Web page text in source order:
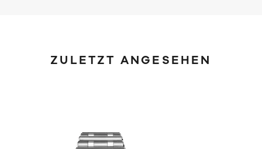
ZULETZT ANGESEHEN